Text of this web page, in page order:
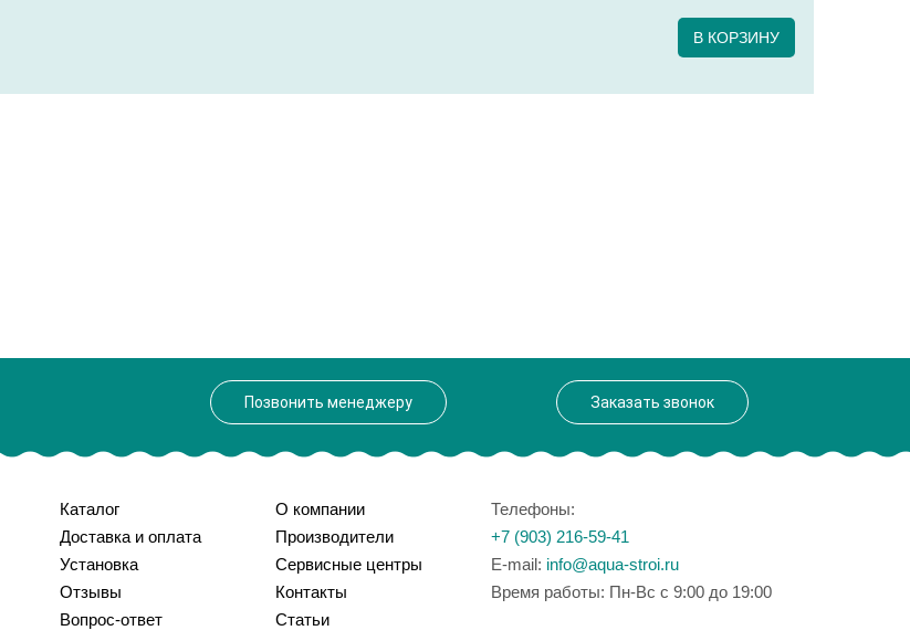
В КОРЗИНУ
Позвонить менеджеру Заказать звонок
Каталог
Доставка и оплата
Установка
Отзывы
Вопрос-ответ
О компании
Производители
Сервисные центры
Контакты
Статьи
Телефоны:
+7 (903) 216-59-41
E-mail: info@aqua-stroi.ru
Время работы: Пн-Вс с 9:00 до 19:00